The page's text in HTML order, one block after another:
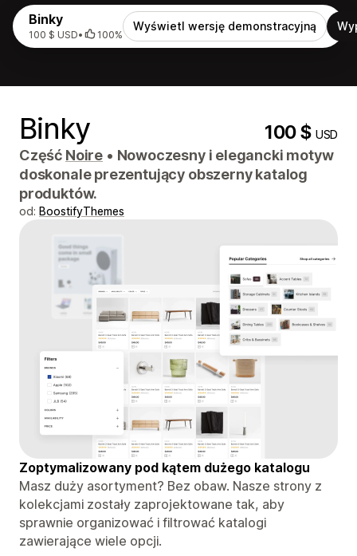
Binky
100 $ USD• 100%
Wyświetl wersję demonstracyjną
Binky 100 $USD
Część Noire • Nowoczesny i elegancki motyw
doskonale prezentujący obszerny katalog
produktów.
od: BoostifyThemes
Zoptymalizowany pod kątem dużego katalogu
Masz duży asortyment? Bez obaw. Nasze strony z
kolekcjami zostały zaprojektowane tak, aby
sprawnie organizować i filtrować katalogi
zawierające wiele opcji.